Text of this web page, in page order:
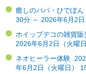
癒しのパパ・ひでぽ
30分 ～ 2026年6月2
ホイップデコの雑貨
2026年6月2日（火曜
ネオヒーラー体験
年6月2日（火曜日）